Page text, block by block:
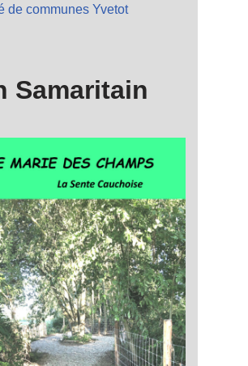
de communes Yvetot
Samaritain